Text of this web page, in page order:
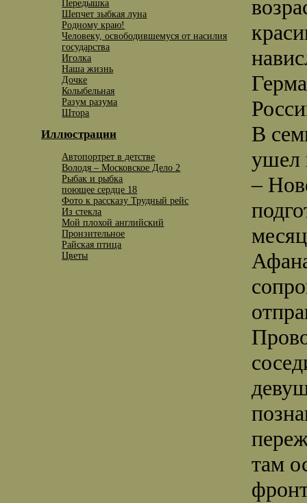
Передышка
Шепчет зыбкая луна
Родному краю!
Человеку, освободившемуся от насилия
государства
Иголка
Наша жизнь
Дочке
Колыбельная
Разум разума
Штора
Иллюстрации
Автопортрет в детстве
Володя – Московское Дело 2
Рыбак и рыбка
поющее сердце 18
Фото к рассказу Трудный рейс
Из стекла
Мой плохой английский
Пронзительное
Райская птица
Цветы
В
ушел
–
там